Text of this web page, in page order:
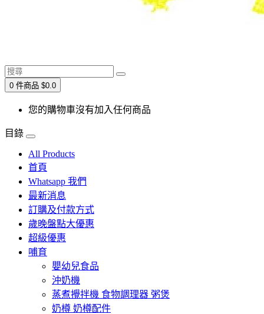
0 件商品 $0.0
您的購物車沒有加入任何商品
目錄
All Products
首頁
Whatsapp 我們
最新消息
訂購及付款方式
歲晚盤點大優惠
超級優惠
哺育
嬰幼兒食品
沖奶機
蒸煮攪拌機 食物調理器 粥煲
奶樽 奶樽配件